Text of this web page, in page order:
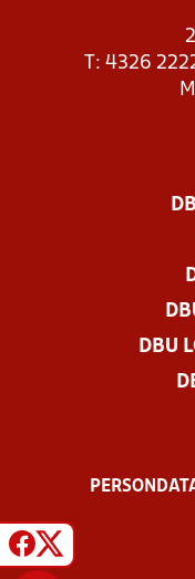
T: 4326
DBU